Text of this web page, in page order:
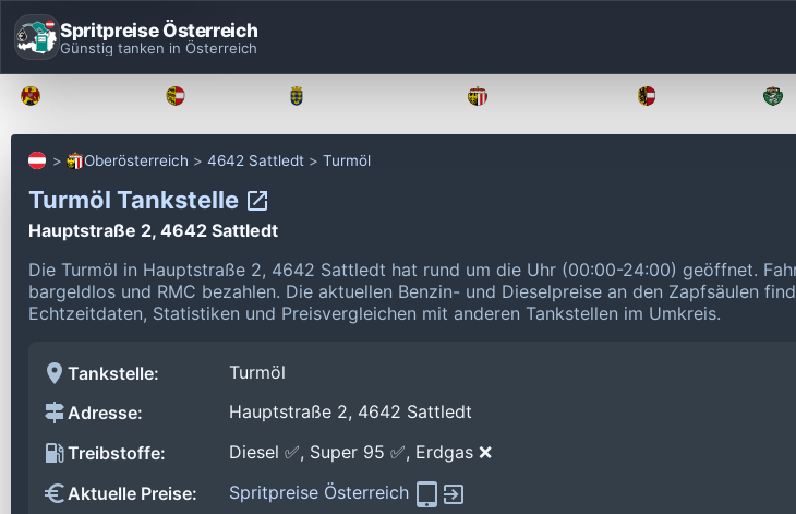
Spritpreise Österreich
Günstig tanken in Österreich
Oberösterreich 4642 Sattledt Turmöl
Turmöl Tankstelle
Hauptstraße 2, 4642 Sattledt
Die Turmöl in Hauptstraße 2, 4642 Sattledt hat rund um die Uhr (00:00-24:00) geöffnet.
bargeldlos und RMC bezahlen. Die aktuellen Benzin- und Dieselpreise an den Zapfsäulen
Echtzeitdaten, Statistiken und Preisvergleichen mit anderen Tankstellen im Umkreis.
Tankstelle:
Turmöl
Adresse:
Hauptstraße 2, 4642 Sattledt
Treibstoffe:
Diesel ✅, Super 95 ✅, Erdgas ❌
Aktuelle Preise:
Spritpreise Österreich